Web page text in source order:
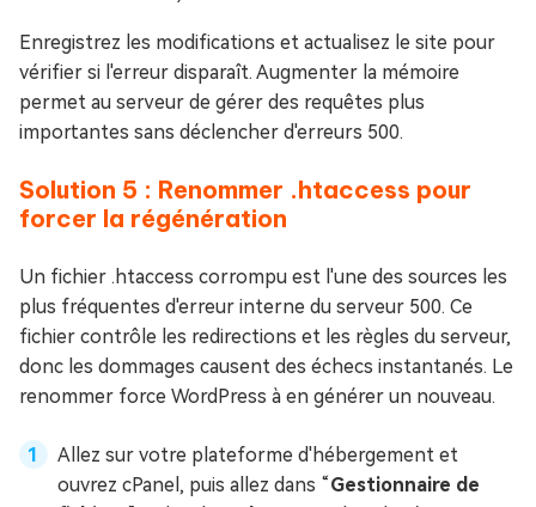
Enregistrez les modifications et actualisez le site pour
vérifier si l'erreur disparaît. Augmenter la mémoire
permet au serveur de gérer des requêtes plus
importantes sans déclencher d'erreurs 500.
Solution 5 : Renommer .htaccess pour
forcer la régénération
Un fichier .htaccess corrompu est l'une des sources les
plus fréquentes d'erreur interne du serveur 500. Ce
fichier contrôle les redirections et les règles du serveur,
donc les dommages causent des échecs instantanés. Le
renommer force WordPress à en générer un nouveau.
Allez sur votre plateforme d'hébergement et
ouvrez cPanel, puis allez dans “Gestionnaire de